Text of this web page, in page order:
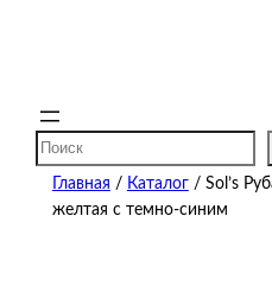
Поиск
Главная / Каталог/ Sol’s
желтая с темно-синим